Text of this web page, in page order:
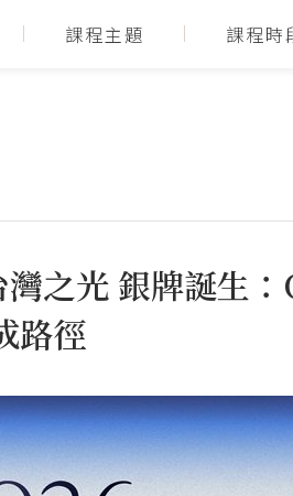
課程主題 課程時
灣之光 銀牌誕生
路徑